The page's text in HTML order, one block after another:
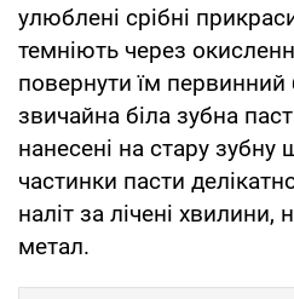
улюблені срібні
темніють через
повернути їм
звичайна біла зубна
нанесені на стару зубну
частинки пасти
наліт за лічені
метал.